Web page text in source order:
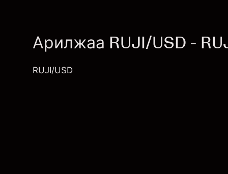
Арилжаа RUJI/USD -
RUJI/USD